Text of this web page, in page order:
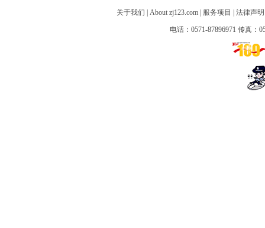
关于我们 About zj123.com 服务项目 法律声明
电话：0571-87896971 传真：